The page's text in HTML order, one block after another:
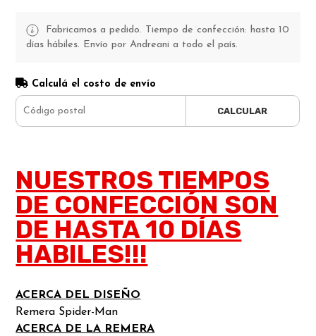
Fabricamos a pedido. Tiempo de confección: hasta 10
días hábiles. Envío por Andreani a todo el país.
Calculá el costo de envío
CALCULAR
NUESTROS TIEMPOS
DE CONFECCIÓN SON
DE HASTA 10 DÍAS
HABILES!!!
ACERCA DEL DISEÑO
Remera Spider-Man
ACERCA DE LA REMERA